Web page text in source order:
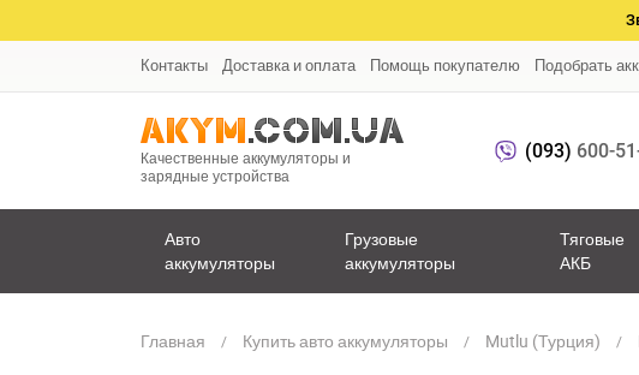
Контакты Доставка и оплата Помощь покупателю Подобрать
Качественные аккумуляторы и
зарядные устройства
(093) 600-
Авто
аккумуляторы
Грузовые
аккумуляторы
Тяговые
АКБ
Главная Купить авто аккумуляторы Mutlu (Турция)